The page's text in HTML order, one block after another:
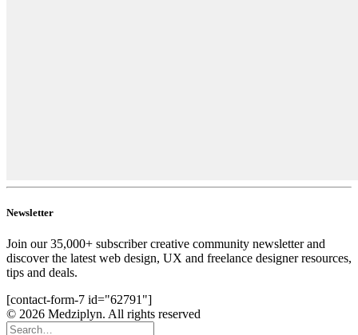
Newsletter
Join our 35,000+ subscriber creative community newsletter and
discover the latest web design, UX and freelance designer resources,
tips and deals.
[contact-form-7 id="62791"]
© 2026 Medziplyn. All rights reserved